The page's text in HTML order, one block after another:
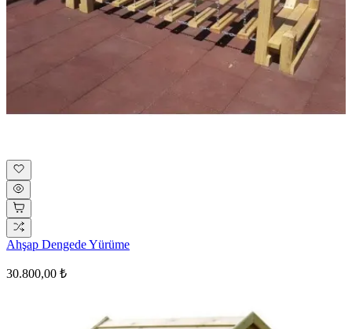
Ahşap Dengede Yürüme
30.800,00 ₺